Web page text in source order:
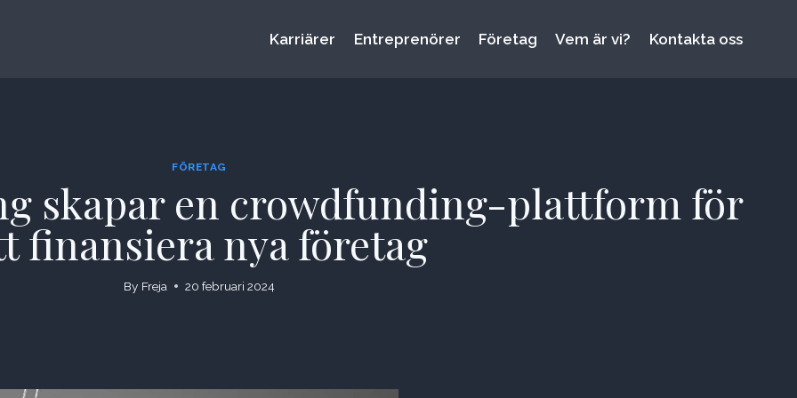
Karriärer Entreprenörer Företag Vem är vi? Kontakta oss
FÖRETAG
skapar en crowdfunding-plattform för
finansiera nya företag
By Freja 20 februari 2024